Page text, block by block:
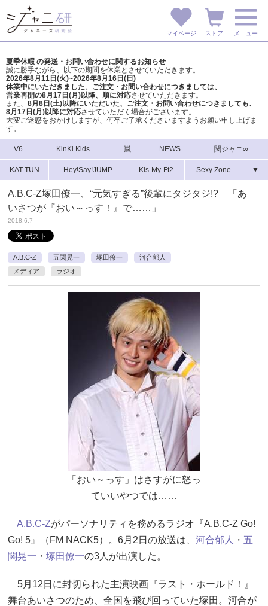
マイページ ストア メニュー
夏季休暇 の発送・お問い合わせに関するお知らせ
誠に勝手ながら、以下の期間を休業とさせていただきます。
2026年8月11日(火)~2026年8月16日(日)
休業中にいただきました、ご注文・お問い合わせにつきましては、
営業再開の8月17日(月)以降、順に対応させていただきます。
また、 8月8日(土)以降にいただいた、ご注文・ お問い合わせにつきましても、
8月17日(月)以降に対応させていただく場合がございます。
大変ご迷惑をおかけしますが、 何卒ご了承くださいますようお願い申し上げま
す。
V6 KinKi Kids 嵐 NEWS 関ジャニ∞
KAT-TUN Hey!Say!JUMP Kis-My-Ft2 Sexy Zone ▼
A.B.C-Z塚田僚一、“元気すぎる”後輩にタジタジ!? 「あ
いさつが『おい～っす！』で……」
2018.6.7
A.B.C-Z 五関晃一 塚田僚一
河合郁人
メディア
ラジオ
「おい～っす」はさすがに怒っ
ていいやつでは……
A.B.C-Zがパーソナリティを務めるラジオ『A.B.C-Z Go!
Go! 5』（FM NACK5）。6月2日の放送は、 河合郁人 ・ 五
関晃一 ・ 塚田僚一の3人が出演した。
5月12日に封切られた主演映画『ラスト・ホールド！』
舞台あいさつのため、全国を飛び回っていた塚田。河合が